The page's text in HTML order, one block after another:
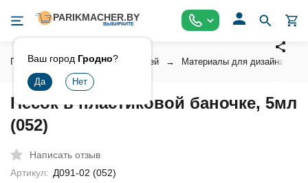
Ваш город Гродно?
Главная Косметика для ногтей Материалы для дизайна
Песок в пластиковой баночке, 5мл
(052)
Написать отзыв
Артикул: Д091-02 (052)